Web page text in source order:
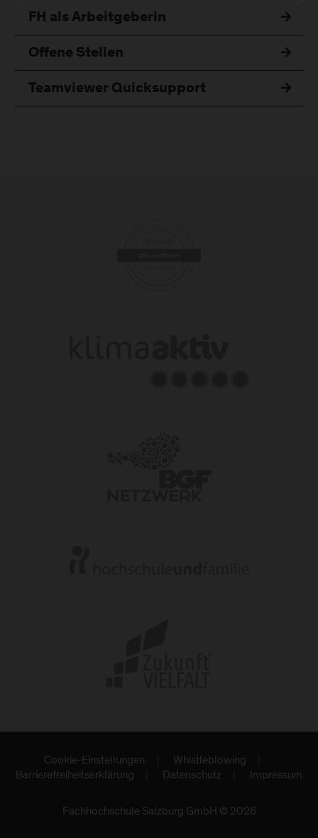
FH als Arbeitgeberin
Offene Stellen
Teamviewer Quicksupport
Fachhochschule Salzburg GmbH © 2026
Cookie-Einstellungen
Whistleblowing
Barrierefreiheitserklärung
Datenschutz Impressum